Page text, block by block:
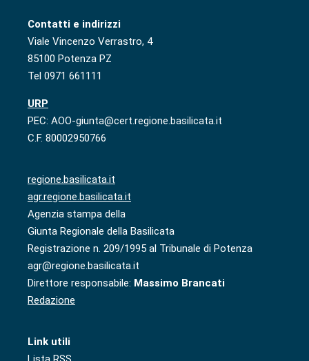
Contatti e indirizzi
Viale Vincenzo Verrastro, 4
85100 Potenza PZ
Tel 0971 661111
URP
PEC: AOO-giunta@cert.regione.basilicata.it
C.F. 80002950766
regione.basilicata.it
agr.regione.basilicata.it
Agenzia stampa della
Giunta Regionale della Basilicata
Registrazione n. 209/1995 al Tribunale di Potenza
agr@regione.basilicata.it
Direttore responsabile: Massimo Brancati
Redazione
Link utili